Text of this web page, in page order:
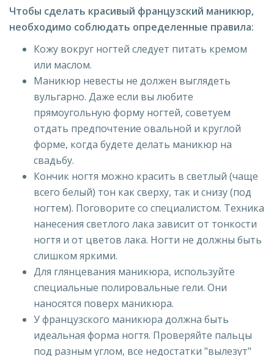
Чтобы сделать красивый французский маникюр,
необходимо соблюдать определенные правила:
Кожу вокруг ногтей следует питать кремом
или маслом.
Маникюр невесты не должен выглядеть
вульгарно. Даже если вы любите
прямоугольную форму ногтей, советуем
отдать предпочтение овальной и круглой
форме, когда будете делать маникюр на
свадьбу.
Кончик ногтя можно красить в светлый (чаще
всего белый) тон как сверху, так и снизу (под
ногтем). Поговорите со специалистом. Техника
нанесения светлого лака зависит от тонкости
ногтя и от цветов лака. Ногти не должны быть
слишком яркими.
Для глянцевания маникюра, используйте
специальные полировальные гели. Они
наносятся поверх маникюра.
У французского маникюра должна быть
идеальная форма ногтя. Проверяйте пальцы
под разным углом, все недостатки "вылезут"